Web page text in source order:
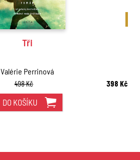
Tři
Valérie Perrinová
498 Kč
398 Kč
DO KOŠÍKU